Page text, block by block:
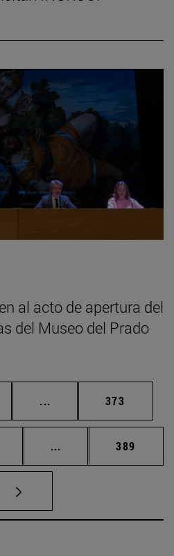
al acto de apertura del
del Museo del Prado
... Páginas intermedias
Página
373
... Páginas intermedias
Página
389